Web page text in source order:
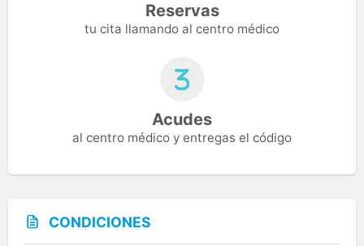
Reservas
tu cita llamando al centro médico
Acudes
al centro médico y entregas el código
CONDICIONES